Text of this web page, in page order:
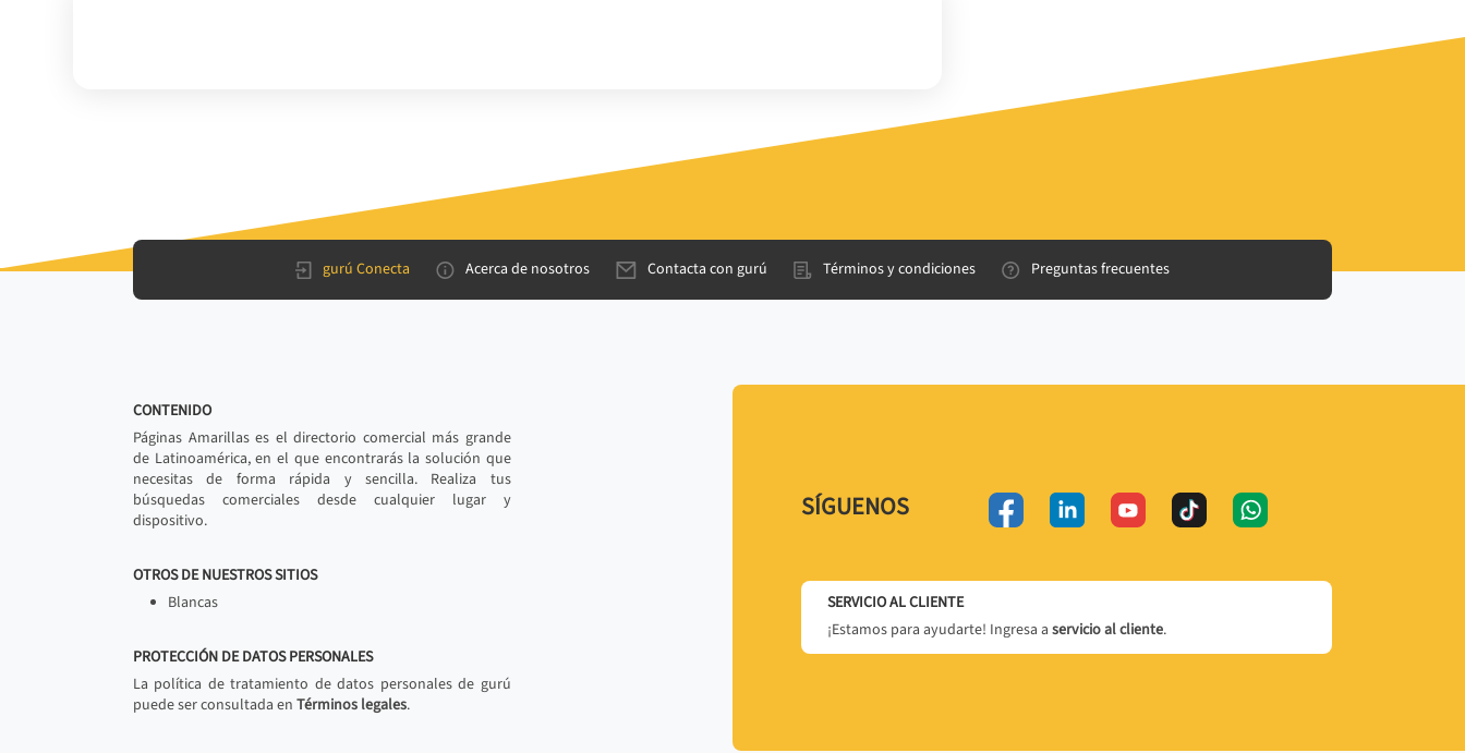
gurú Conecta Acerca de nosotros Contacta con gurú Términos y condiciones Preguntas frecuentes
CONTENIDO
Páginas Amarillas es el directorio comercial más grande
de Latinoamérica, en el que encontrarás la solución que
necesitas de forma rápida y sencilla. Realiza tus
búsquedas comerciales desde cualquier lugar y
dispositivo.
OTROS DE NUESTROS SITIOS
Blancas
PROTECCIÓN DE DATOS PERSONALES
La política de tratamiento de datos personales de gurú
puede ser consultada en Términos legales.
SÍGUENOS
SERVICIO AL CLIENTE
¡Estamos para ayudarte! Ingresa a servicio al cliente.